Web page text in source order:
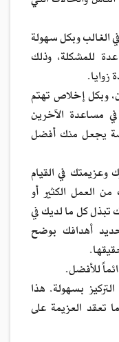
الغالب وبكل سهولة
للمشكلة، وذلك
وبكل إخلاص تهتم
مساعدة الآخرين
يجعل منك أفضل
وعزيمتك في القيام
العمل الكثير أو
تبذل كل ما لديك في
أهدافك بوضح
للأفضل.
بسهولة. هذا
تعقد العزيمة على